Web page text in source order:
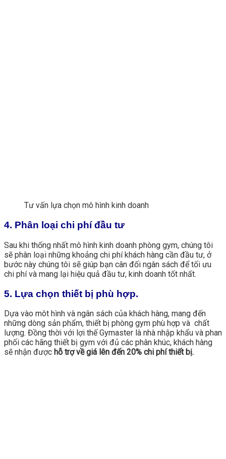
Tư vấn lựa chọn mô hình kinh doanh
4. Phân loại chi phí đầu tư
Sau khi thống nhất mô hình kinh doanh phòng gym, chúng tôi
sẽ phân loại những khoảng chi phí khách hàng cần đầu tư, ở
bước này chúng tôi sẽ giúp bạn cân đối ngân sách để tối ưu
chi phí và mang lại hiệu quả đầu tư, kinh doanh tốt nhất.
5. Lựa chọn thiết bị phù hợp.
Dựa vào môt hình và ngân sách của khách hàng, mang đến
những dòng sản phẩm, thiết bị phòng gym phù hợp và chất
lượng. Đồng thời với lợi thế Gymaster là nhà nhập khẩu và phan
phối các hãng thiết bị gym với đủ các phân khúc, khách hàng
sẽ nhận được hỗ trợ về giá lên đến 20% chi phí thiết bị.